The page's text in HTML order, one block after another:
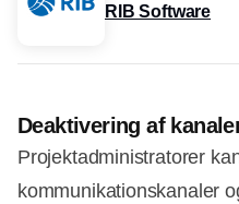
RIB Software
Deaktivering af
Projektadministratorer
kommunikationskanaler